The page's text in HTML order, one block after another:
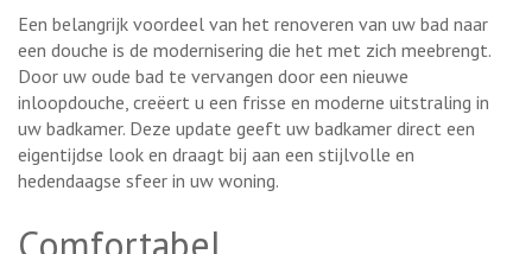
Een belangrijk voordeel van het renoveren van uw bad naar
een douche is de modernisering die het met zich meebrengt.
Door uw oude bad te vervangen door een nieuwe
inloopdouche, creëert u een frisse en moderne uitstraling in
uw badkamer. Deze update geeft uw badkamer direct een
eigentijdse look en draagt bij aan een stijlvolle en
hedendaagse sfeer in uw woning.